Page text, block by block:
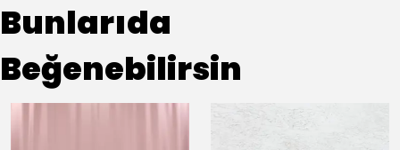
Bunlarıda
Beğenebilirsin